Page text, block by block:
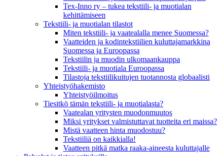
Tex-Inno ry – tukea tekstiili- ja muotialan
kehittämiseen
Tekstiili- ja muotialan tilastot
Miten tekstiili- ja vaatealalla menee Suomessa?
Vaatteiden ja kodintekstiilien kuluttajamarkkina
Suomessa ja Euroopassa
Tekstiilin ja muodin ulkomaankauppa
Tekstiili- ja muotiala Euroopassa
Tilastoja tekstiilikuitujen tuotannosta globaalisti
Yhteistyö­hakemisto
Yhteistyöilmoitus
Tiesitkö tämän tekstiili- ja muotialasta?
Vaatealan yritysten muodonmuutos
Miksi yritykset valmistuttavat tuotteita eri maissa?
Mistä vaatteen hinta muodostuu?
Tekstiiliä on kaikkialla!
Vaatteen pitkä matka raaka-aineesta kuluttajalle